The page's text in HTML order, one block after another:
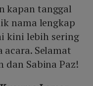
kapan tanggal
nama lengkap
kini lebih sering
acara. Selamat
dan Sabina Paz!